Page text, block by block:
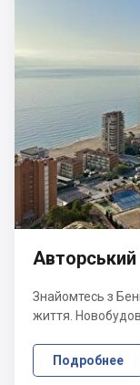
Авторський
Знайомтесь з
життя.
Подробнее